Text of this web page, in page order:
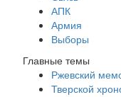
АПК
Армия
Выборы
Главные темы
Ржевский
Тверской